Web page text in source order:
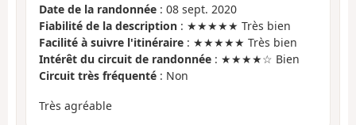
Date de la randonnée : 08 sept. 2020
Fiabilité de la description : ★★★★★ Très bien
Facilité à suivre l'itinéraire : ★★★★★ Très bien
Intérêt du circuit de randonnée : ★★★★☆ Bien
Circuit très fréquenté : Non
Très agréable